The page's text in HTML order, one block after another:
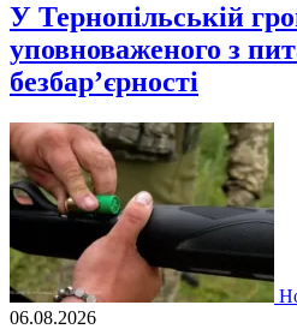
У Тернопільській
уповноваженого з
безбар’єрності
06.08.2026